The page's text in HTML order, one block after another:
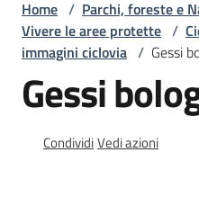
2000
Aree
Protette
Home / Parchi, foreste e
Vivere le aree protette /
immagini ciclovia / Gessi
Gessi
CondividiVedi azioni